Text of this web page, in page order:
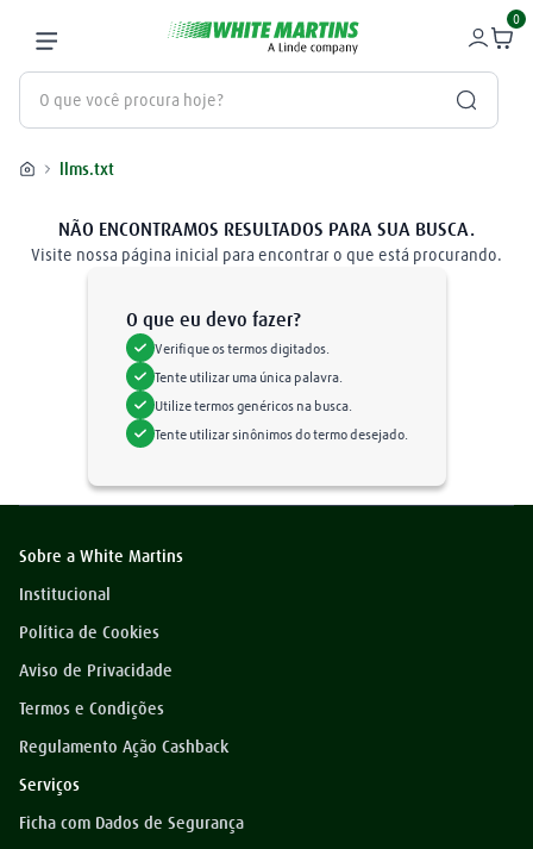
0
O que você procura hoje?
llms.txt
O que eu devo fazer?
Verifique os termos digitados.
Tente utilizar uma única palavra.
Utilize termos genéricos na busca.
Tente utilizar sinônimos do termo desejado.
Sobre a White Martins
Institucional
Política de Cookies
Aviso de Privacidade
Termos e Condições
Regulamento Ação Cashback
Serviços
Ficha com Dados de Segurança
Termos mais buscados
1º gás
nitrogênio
maçarico
regulador
7º plasma
8 º arame mig
9º mangueira